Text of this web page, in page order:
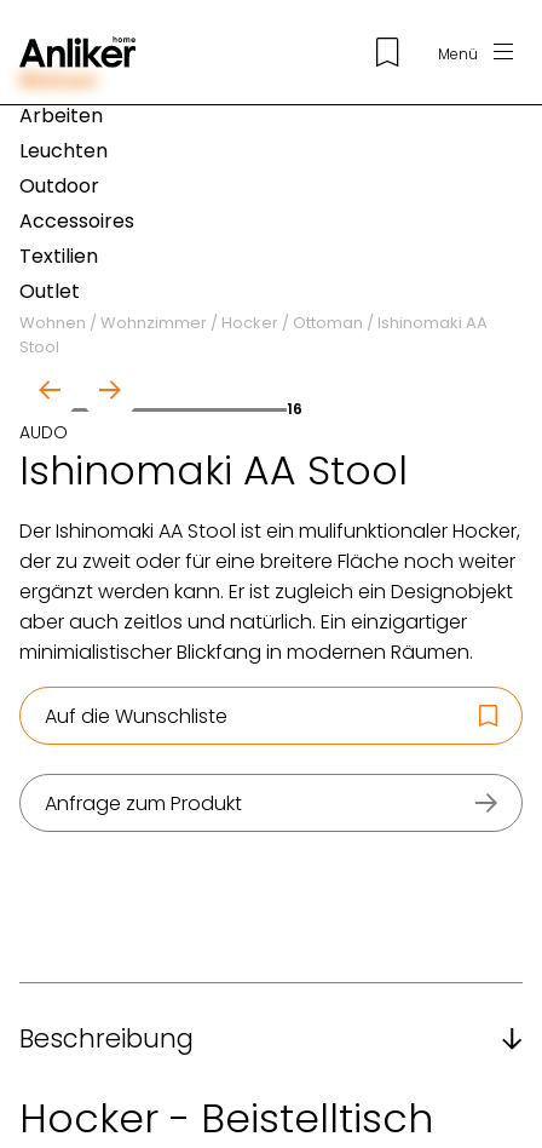
Menü
Wohnen
Arbeiten
Leuchten
Outdoor
Accessoires
Textilien
Outlet
Wohnen / Wohnzimmer / Hocker / Ottoman / Ishinomaki AA
Stool
16
AUDO
Ishinomaki AA Stool
Der Ishinomaki AA Stool ist ein mulifunktionaler Hocker,
der zu zweit oder für eine breitere Fläche noch weiter
ergänzt werden kann. Er ist zugleich ein Designobjekt
aber auch zeitlos und natürlich. Ein einzigartiger
minimialistischer Blickfang in modernen Räumen.
Auf die Wunschliste
Anfrage zum Produkt
Beschreibung
Hocker - Beistelltisch